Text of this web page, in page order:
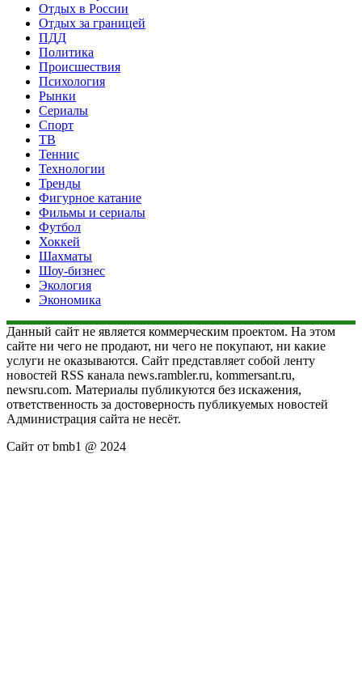
Отдых в России
Отдых за границей
ПДД
Политика
Происшествия
Психология
Рынки
Сериалы
Спорт
ТВ
Теннис
Технологии
Тренды
Фигурное катание
Фильмы и сериалы
Футбол
Хоккей
Шахматы
Шоу-бизнес
Экология
Экономика
Данный сайт не является коммерческим проектом. На этом
сайте ни чего не продают, ни чего не покупают, ни какие
услуги не оказываются. Сайт представляет собой ленту
новостей RSS канала news.rambler.ru, kommersant.ru,
newsru.com. Материалы публикуются без искажения,
ответственность за достоверность публикуемых новостей
Администрация сайта не несёт.
Сайт от bmb1 @ 2024